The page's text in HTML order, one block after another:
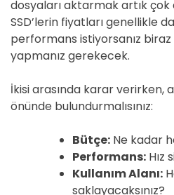
dosyaları aktarmak artık çok
SSD’lerin fiyatları genellikle
performans istiyorsanız
yapmanız gerekecek.
İkisi arasında karar verirken,
önünde bulundurmalısınız:
Bütçe: Ne kadar
Performans: Hız
Kullanım Alanı:
saklayacaksınız?